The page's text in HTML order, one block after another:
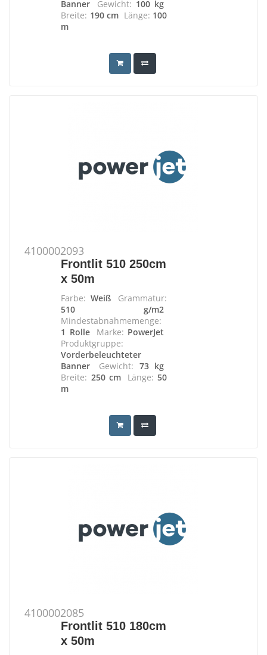
Banner
Gewicht: 100 kg
Breite: 190 cm Länge: 100
m
4100002093
Frontlit 510 250cm
x 50m
Farbe: Weiß
Grammatur:
510 g/m2
Mindestabnahmemenge:
1 Rolle
Marke: PowerJet
Produktgruppe:
Vorderbeleuchteter
Banner
Gewicht: 73 kg
Breite: 250 cm Länge:50
m
4100002085
Frontlit 510 180cm
x 50m